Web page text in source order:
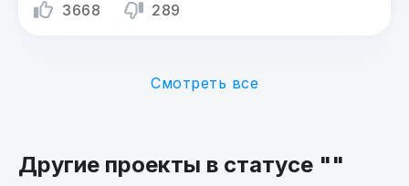
3668 289
Смотреть все
Другие проекты в статусе ""